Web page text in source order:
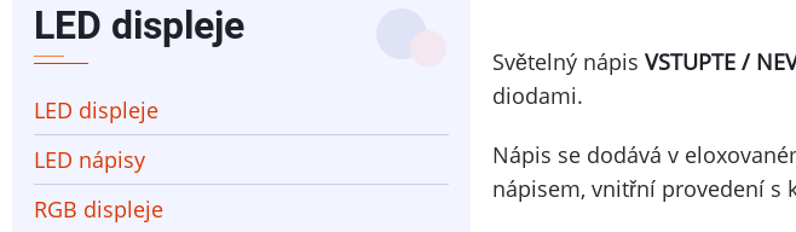
Světelný nápisVSTUPTE /
diodami.
Nápis se dodává v
nápisem, vnitřní provedení s
LED displeje
LED displeje
LED nápisy
RGB displeje